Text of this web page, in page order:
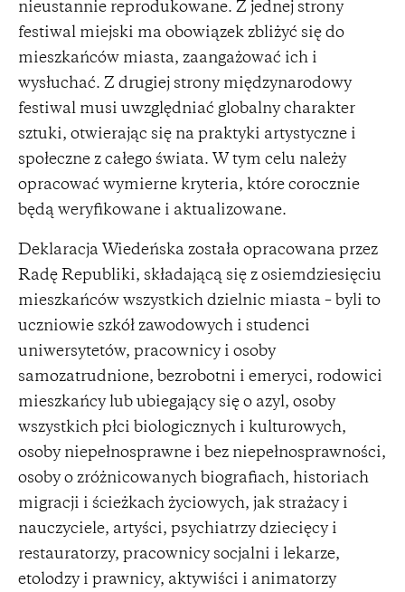
nieustannie reprodukowane. Z jednej strony
festiwal miejski ma obowiązek zbliżyć się do
mieszkańców miasta, zaangażować ich i
wysłuchać. Z drugiej strony międzynarodowy
festiwal musi uwzględniać globalny charakter
sztuki, otwierając się na praktyki artystyczne i
społeczne z całego świata. W tym celu należy
opracować wymierne kryteria, które corocznie
będą weryfikowane i aktualizowane.
Deklaracja Wiedeńska została opracowana przez
Radę Republiki, składającą się z osiemdziesięciu
mieszkańców wszystkich dzielnic miasta – byli to
uczniowie szkół zawodowych i studenci
uniwersytetów, pracownicy i osoby
samozatrudnione, bezrobotni i emeryci, rodowici
mieszkańcy lub ubiegający się o azyl, osoby
wszystkich płci biologicznych i kulturowych,
osoby niepełnosprawne i bez niepełnosprawności,
osoby o zróżnicowanych biografiach, historiach
migracji i ścieżkach życiowych, jak strażacy i
nauczyciele, artyści, psychiatrzy dziecięcy i
restauratorzy, pracownicy socjalni i lekarze,
etolodzy i prawnicy, aktywiści i animatorzy